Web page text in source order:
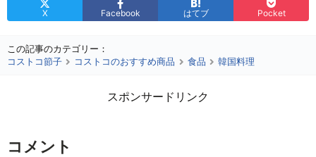
X Facebook はてブ Pocket
この記事のカテゴリー：
コストコ節子
コストコのおすすめ商品 食品 韓国料理
スポンサードリンク
コメント